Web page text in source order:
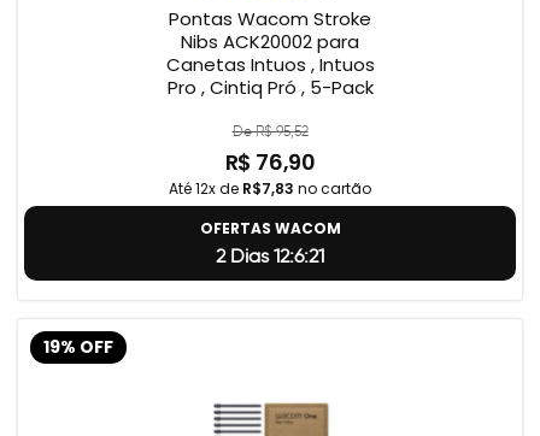
Pontas Wacom Stroke
Nibs ACK20002 para
Canetas Intuos , Intuos
Pro , Cintiq Pró , 5-Pack
De R$ 95,52
R$ 76,90
Até 12x de R$7,83 no cartão
OFERTAS WACOM
2 Dias 12:6:20
19% OFF